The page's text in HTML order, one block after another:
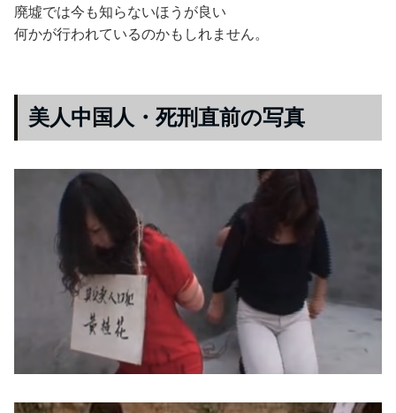
廃墟では今も知らないほうが良い
何かが行われているのかもしれません。
美人中国人・死刑直前の写真